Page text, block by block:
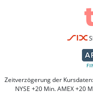
Zeitverzögerung der
NYSE +20 Min. AMEX +20